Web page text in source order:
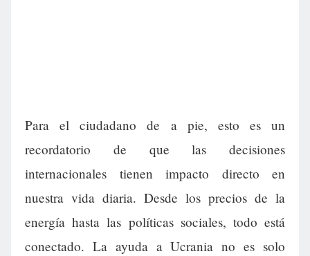
Para el ciudadano de a pie, esto es un
recordatorio de que las decisiones
internacionales tienen impacto directo en
nuestra vida diaria. Desde los precios de la
energía hasta las políticas sociales, todo está
conectado. La ayuda a Ucrania no es solo